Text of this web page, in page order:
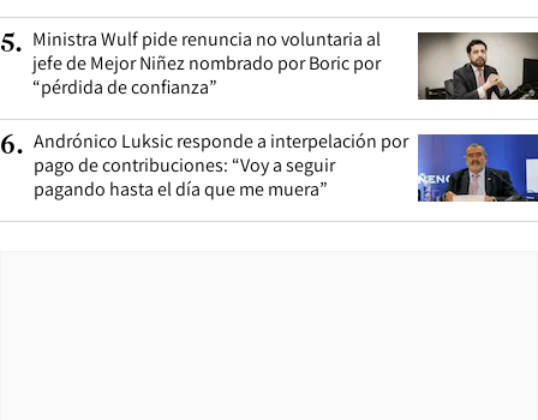
5. Ministra Wulf pide renuncia no voluntaria al
jefe de Mejor Niñez nombrado por Boric por
“pérdida de confianza”
6. Andrónico Luksic responde a interpelación por
pago de contribuciones: “Voy a seguir
pagando hasta el día que me muera”